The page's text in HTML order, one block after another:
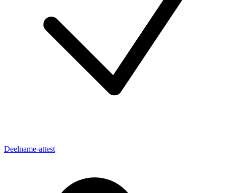
Deelname-attest